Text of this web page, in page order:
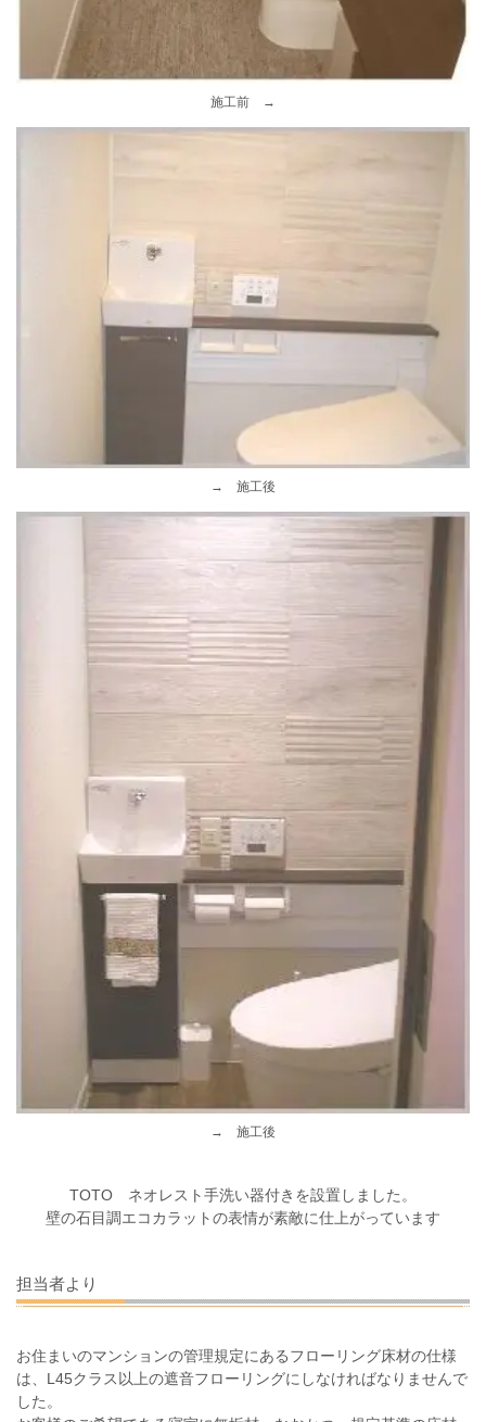
施工前 →
→ 施工後
→ 施工後
TOTO ネオレスト手洗い器付きを設置しました。
壁の石目調エコカラットの表情が素敵に仕上がっています
担当者より
お住まいのマンションの管理規定にあるフローリング床材の仕様
は、L45クラス以上の遮音フローリングにしなければなりませんで
した。